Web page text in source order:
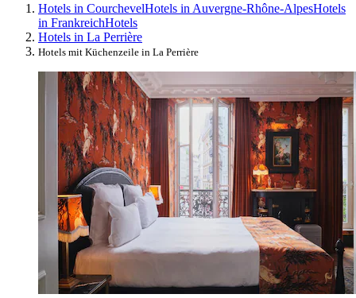
Hotels in CourchevelHotels in Auvergne-Rhône-AlpesHotels
in FrankreichHotels
Hotels in La Perrière
Hotels mit Küchenzeile in La Perrière